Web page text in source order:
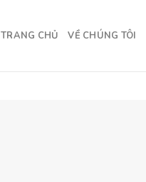
TRANG CHỦ VỀ CHÚNG TÔI